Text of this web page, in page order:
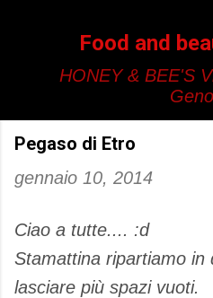
Food and
HONEY & BEE'S
Pegaso di Etro
gennaio 10, 2014
Ciao a tutte.... :d
Stamattina ripartiamo in
lasciare più spazi vuoti.